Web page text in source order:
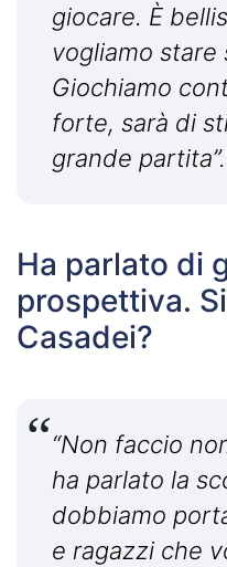
giocare. È
vogliamo stare
Giochiamo
forte, sarà di
grande partita”.
Ha parlato di
prospettiva.
Casadei?
“Non faccio
ha parlato la
dobbiamo
e ragazzi che